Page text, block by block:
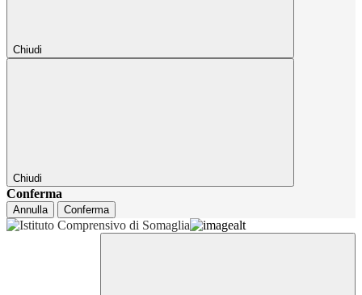
Chiudi
Chiudi
Conferma
Annulla Conferma